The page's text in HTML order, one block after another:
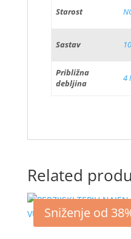
Starost
Sastav
Približna
debljina
4
Related
Sniženje od